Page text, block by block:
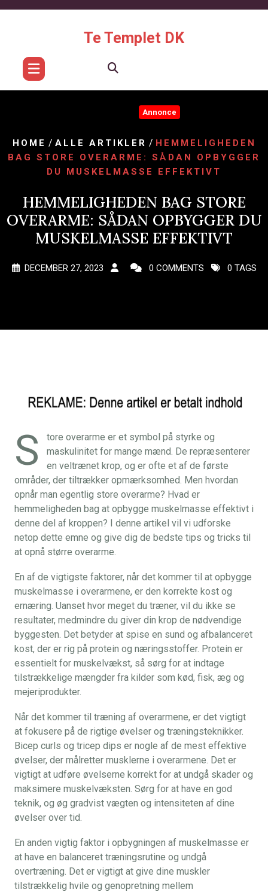
Te Templet DK
Annonce
HOME / ALLE ARTIKLER / HEMMELIGHEDEN
BAG STORE OVERARME: SÅDAN OPBYGGER
DU MUSKELMASSE EFFEKTIVT
HEMMELIGHEDEN BAG STORE
OVERARME: SÅDAN OPBYGGER DU
MUSKELMASSE EFFEKTIVT
DECEMBER 27, 2023 0 COMMENTS 0 TAGS
S
tore overarme er et symbol på styrke og
maskulinitet for mange mænd. De repræsenterer
en veltrænet krop, og er ofte et af de første
områder, der tiltrækker opmærksomhed. Men hvordan
opnår man egentlig store overarme? Hvad er
hemmeligheden bag at opbygge muskelmasse effektivt i
denne del af kroppen? I denne artikel vil vi udforske
netop dette emne og give dig de bedste tips og tricks til
at opnå større overarme.
En af de vigtigste faktorer, når det kommer til at opbygge
muskelmasse i overarmene, er den korrekte kost og
ernæring. Uanset hvor meget du træner, vil du ikke se
resultater, medmindre du giver din krop de nødvendige
byggesten. Det betyder at spise en sund og afbalanceret
kost, der er rig på protein og næringsstoffer. Protein er
essentielt for muskelvækst, så sørg for at indtage
tilstrækkelige mængder fra kilder som kød, fisk, æg og
mejeriprodukter.
Når det kommer til træning af overarmene, er det vigtigt
at fokusere på de rigtige øvelser og træningsteknikker.
Bicep curls og tricep dips er nogle af de mest effektive
øvelser, der målretter musklerne i overarmene. Det er
vigtigt at udføre øvelserne korrekt for at undgå skader og
maksimere muskelvæksten. Sørg for at have en god
teknik, og øg gradvist vægten og intensiteten af ​​dine
øvelser over tid.
En anden vigtig faktor i opbygningen af muskelmasse er
at have en balanceret træningsrutine og undgå
overtræning. Det er vigtigt at give dine muskler
tilstrækkelig hvile og genopretning mellem